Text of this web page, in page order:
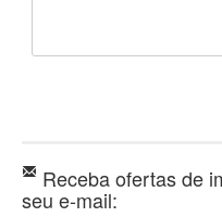
Receba ofertas de
seu e-mail: